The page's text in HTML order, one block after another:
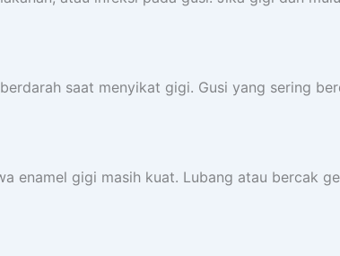
saat menyikat gigi. Gusi yang sering
enamel gigi masih kuat. Lubang atau bercak